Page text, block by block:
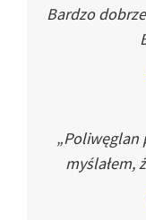
Bardzo
„Poliwęglan
myślałem,